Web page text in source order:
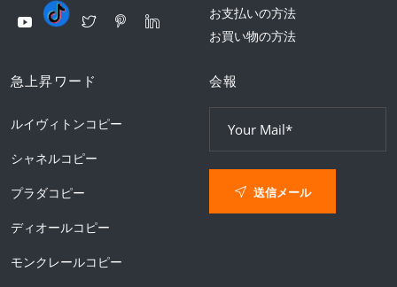
お支払いの方法
お買い物の方法
急上昇ワード
ルイヴィトンコピー
シャネルコピー
プラダコピー
ディオールコピー
モンクレールコピー
会報
送信メール